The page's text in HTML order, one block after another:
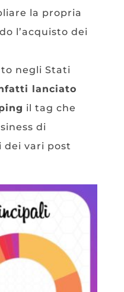
la propria
l’acquisto dei
negli Stati
lanciato
il tag che
di
vari post